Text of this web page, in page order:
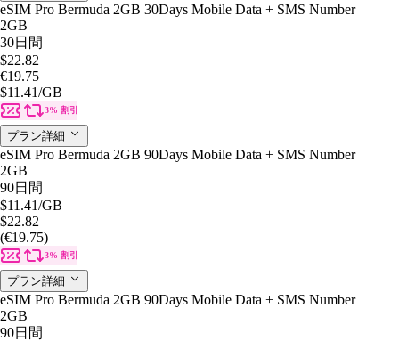
eSIM Pro Bermuda 2GB 30Days Mobile Data + SMS Number
2GB
30日間
$22.82
€19.75
$11.41/GB
3% 割引
プラン詳細
eSIM Pro Bermuda 2GB 90Days Mobile Data + SMS Number
2GB
90日間
$11.41/GB
$22.82
(€19.75)
3% 割引
プラン詳細
eSIM Pro Bermuda 2GB 90Days Mobile Data + SMS Number
2GB
90日間